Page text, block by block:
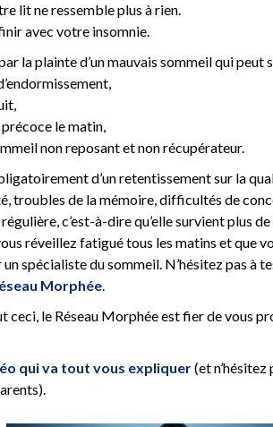
lit ne ressemble plus à rien.
avec votre insomnie.
la plainte d’un mauvais sommeil qui peut
le matin,
non reposant et non récupérateur.
d’un retentissement sur la
troubles de la mémoire, difficultés de
c’est-à-dire qu’elle survient plus
réveillez fatigué tous les matins et que
spécialiste du sommeil. N’hésitez pas à
Morphée.
ceci, le Réseau Morphée est fier de vous
qui va tout vous expliquer(et n’hésitez